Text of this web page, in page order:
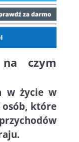
czym
w życie w
osób, które